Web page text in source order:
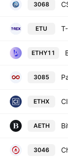
3068
ETU
ETHY11
3085
ETHX
AETH
3046